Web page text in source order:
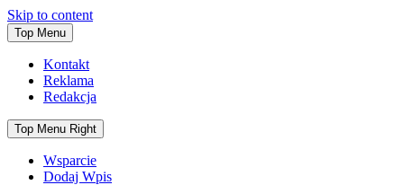
Skip to content
Top Menu
Kontakt
Reklama
Redakcja
Top Menu Right
Wsparcie
Dodaj Wpis